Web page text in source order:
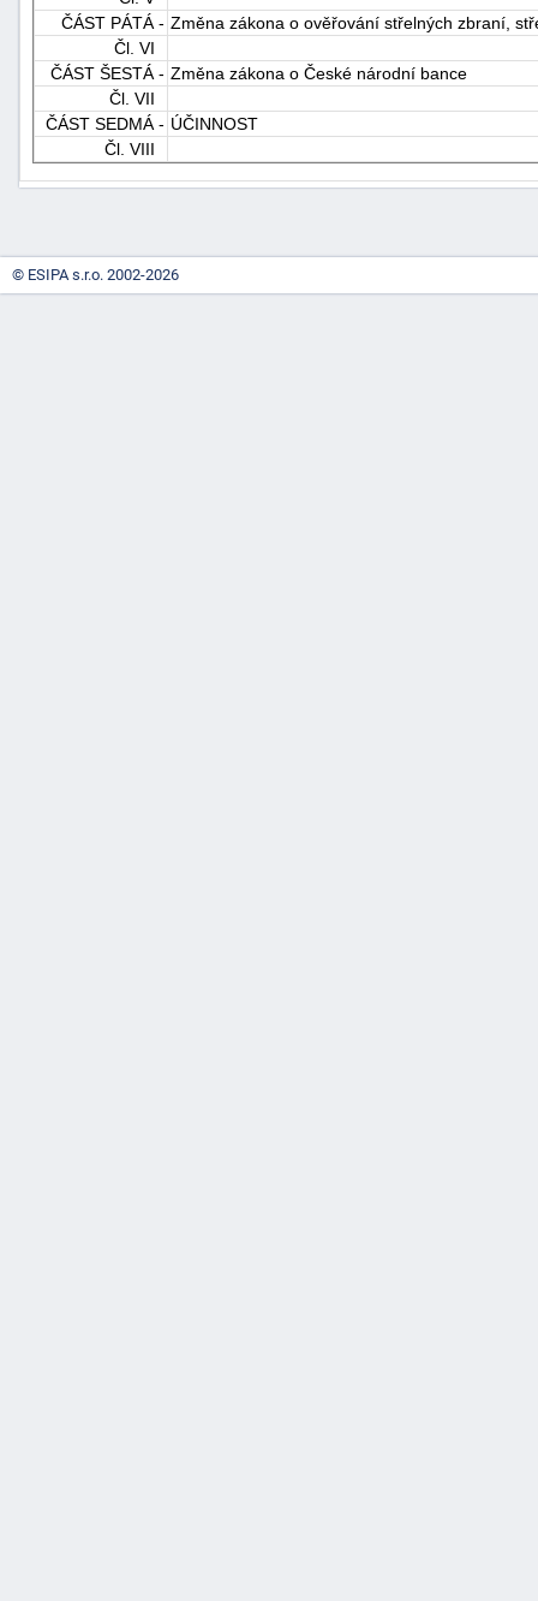
ČÁST PÁTÁ - Změna zákona o ověřování střelných zbraní,
Čl. VI
ČÁST ŠESTÁ - Změna zákona o České národní bance
Čl. VII
ČÁST SEDMÁ - ÚČINNOST
Čl. VIII
-
© ESIPA s.r.o. 2002-2026